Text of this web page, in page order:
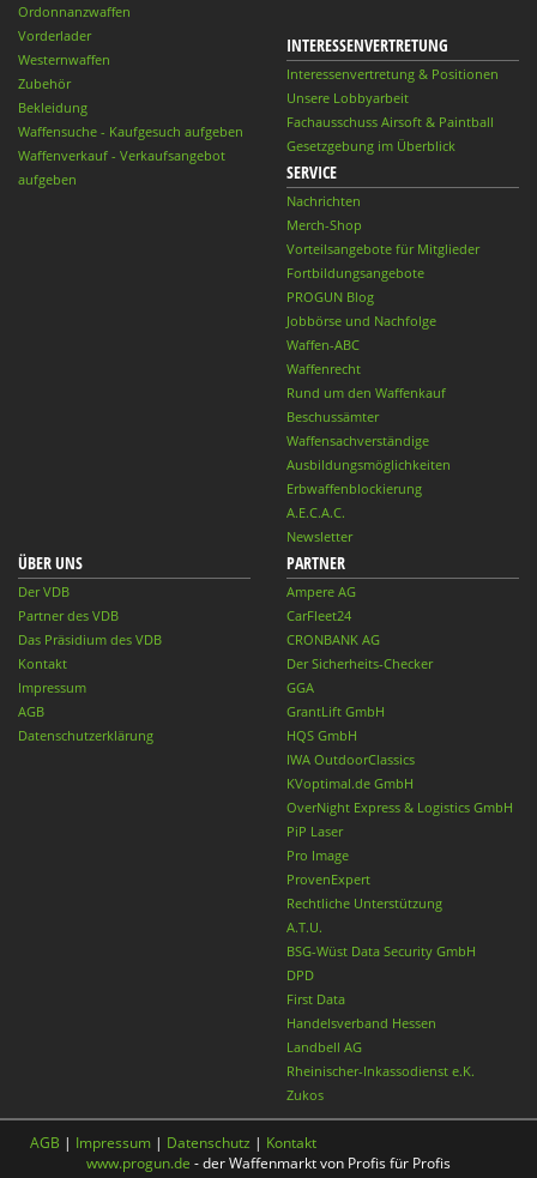
Ordonnanzwaffen
Vorderlader
Westernwaffen
Zubehör
Bekleidung
Waffensuche - Kaufgesuch aufgeben
Waffenverkauf - Verkaufsangebot
aufgeben
INTERESSENVERTRETUNG
Interessenvertretung & Positionen
Unsere Lobbyarbeit
Fachausschuss Airsoft & Paintball
Gesetzgebung im Überblick
SERVICE
Nachrichten
Merch-Shop
Vorteilsangebote für Mitglieder
Fortbildungsangebote
PROGUN Blog
Jobbörse und Nachfolge
Waffen-ABC
Waffenrecht
Rund um den Waffenkauf
Beschussämter
Waffensachverständige
Ausbildungsmöglichkeiten
Erbwaffenblockierung
A.E.C.A.C.
Newsletter
ÜBER UNS
Der VDB
Partner des VDB
Das Präsidium des VDB
Kontakt
Impressum
AGB
Datenschutzerklärung
PARTNER
Ampere AG
CarFleet24
CRONBANK AG
Der Sicherheits-Checker
GGA
GrantLift GmbH
HQS GmbH
IWA OutdoorClassics
KVoptimal.de GmbH
OverNight Express & Logistics GmbH
PiP Laser
Pro Image
ProvenExpert
Rechtliche Unterstützung
A.T.U.
BSG-Wüst Data Security GmbH
DPD
First Data
Handelsverband Hessen
Landbell AG
Rheinischer-Inkassodienst e.K.
Zukos
AGB | Impressum | Datenschutz | Kontakt
www.progun.de - der Waffenmarkt von Profis für Profis